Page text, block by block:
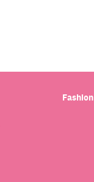
Fashion